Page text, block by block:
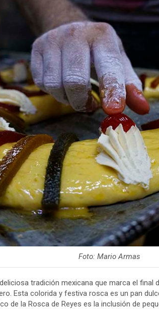
Foto: Mario Armas
tradición mexicana que marca el final
Esta colorida y festiva rosca es un pan
de la Rosca de Reyes es la inclusión de